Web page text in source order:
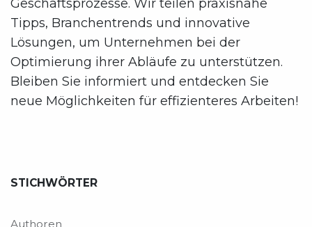
Geschäftsprozesse. Wir teilen praxisnahe
Tipps, Branchentrends und innovative
Lösungen, um Unternehmen bei der
Optimierung ihrer Abläufe zu unterstützen.
Bleiben Sie informiert und entdecken Sie
neue Möglichkeiten für effizienteres Arbeiten!
STICHWÖRTER
Authoren